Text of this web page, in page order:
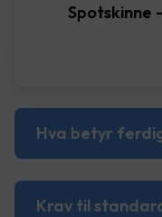
Spotskinne
Hva betyr
Krav til